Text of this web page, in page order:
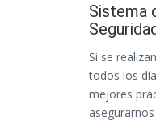
Sistema
Si se
todos los
mejores